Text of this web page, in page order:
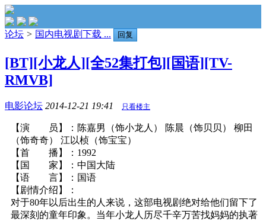
论坛 > 国内电视剧下载 ... 回复
[BT][小龙人][全52集打包][国语][TV-
RMVB]
电影论坛 2014-12-21 19:41 只看楼主
【演 员】：陈嘉男（饰小龙人） 陈晨（饰贝贝） 柳田
（饰奇奇） 江以桢（饰宝宝）
【首 播】：1992
【国 家】：中国大陆
【语 言】：国语
【剧情介绍】：
对于80年以后出生的人来说，这部电视剧绝对给他们留下了
最深刻的童年印象。当年小龙人历尽千辛万苦找妈妈的执著